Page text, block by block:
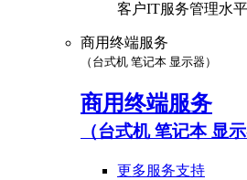
客户IT服务管理水平
商用终端服务
（台式机 笔记本 显示器）
商用终端服务
（台式机 笔记本 显示
更多服务支持